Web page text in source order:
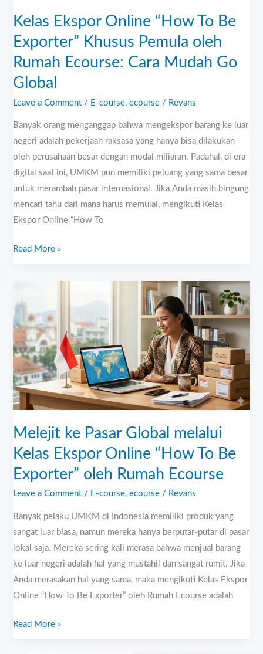
Kelas Ekspor Online “How To Be
Exporter” Khusus Pemula oleh
Rumah Ecourse: Cara Mudah Go
Global
Leave a Comment / E-course,ecourse / Revans
Banyak orang menganggap bahwa mengekspor barang ke luar
negeri adalah pekerjaan raksasa yang hanya bisa dilakukan
oleh perusahaan besar dengan modal miliaran. Padahal, di era
digital saat ini, UMKM pun memiliki peluang yang sama besar
untuk merambah pasar internasional. Jika Anda masih bingung
mencari tahu dari mana harus memulai, mengikuti Kelas
Ekspor Online “How To
oleh
Ecourse:
Cara
Mudah
Read More »
Melejit ke Pasar Global melalui
Kelas Ekspor Online “How To Be
Exporter” oleh Rumah Ecourse
Leave a Comment / E-course,ecourse / Revans
Banyak pelaku UMKM di Indonesia memiliki produk yang
sangat luar biasa, namun mereka hanya berputar-putar di pasar
lokal saja. Mereka sering kali merasa bahwa menjual barang
ke luar negeri adalah hal yang mustahil dan sangat rumit. Jika
Anda merasakan hal yang sama, maka mengikuti Kelas Ekspor
Online “How To Be Exporter” oleh Rumah Ecourse adalah
ke
Pasar
Global
melalui
Kelas
Ekspor
Online
To
Be
oleh
Rumah
Read More »